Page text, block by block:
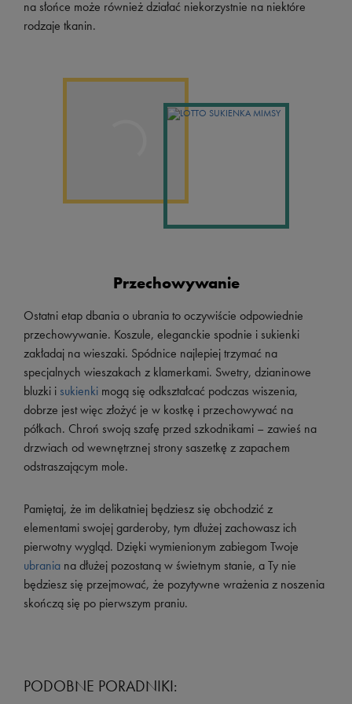
na słońce może również działać niekorzystnie na niektóre
rodzaje tkanin.
Przechowywanie
Ostatni etap dbania o ubrania to oczywiście odpowiednie
przechowywanie. Koszule, eleganckie spodnie i sukienki
zakładaj na wieszaki. Spódnice najlepiej trzymać na
specjalnych wieszakach z klamerkami. Swetry, dzianinowe
bluzki i sukienki mogą się odkształcać podczas wiszenia,
dobrze jest więc złożyć je w kostkę i przechowywać na
półkach. Chroń swoją szafę przed szkodnikami – zawieś na
drzwiach od wewnętrznej strony saszetkę z zapachem
odstraszającym mole.
Pamiętaj, że im delikatniej będziesz się obchodzić z
elementami swojej garderoby, tym dłużej zachowasz ich
pierwotny wygląd. Dzięki wymienionym zabiegom Twoje
ubrania na dłużej pozostaną w świetnym stanie, a Ty nie
będziesz się przejmować, że pozytywne wrażenia z noszenia
skończą się po pierwszym praniu.
PODOBNE PORADNIKI: